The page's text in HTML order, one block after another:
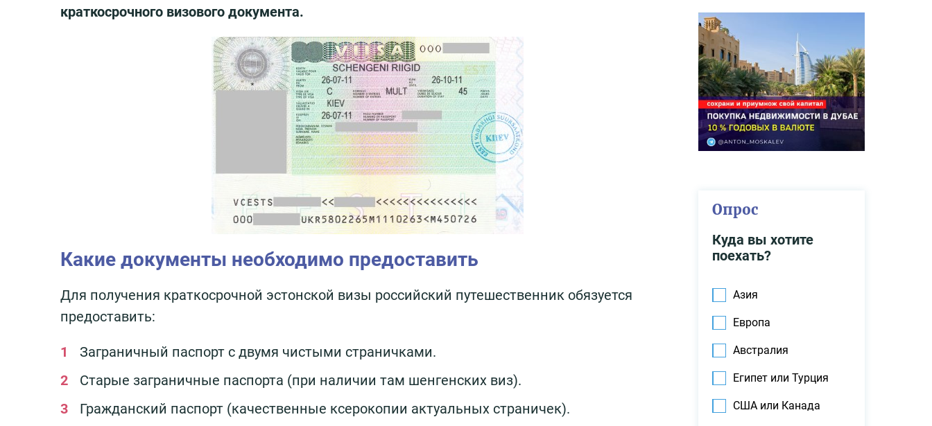
краткосрочного визового документа.
Какие документы необходимо предоставить
Для получения краткосрочной эстонской визы российский путешественник обязуется
предоставить:
Заграничный паспорт с двумя чистыми страничками.
Старые заграничные паспорта (при наличии там шенгенских виз).
Гражданский паспорт (качественные ксерокопии актуальных страничек).
Опрос
Куда вы хотите
поехать?
Азия
Европа
Австралия
Египет или Турция
США или Канада